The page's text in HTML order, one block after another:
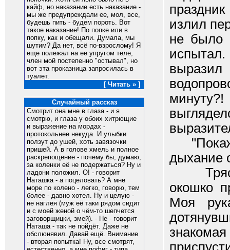
кайф, но наказание есть наказание -
мы же предупреждали ее, мол, все,
будешь пить - будем пороть. Вот
такое наказание! По попке или в
попку, как и обещали. Думала, мы
шутим? Да нет, всё по-взрослому! Я
еще полежал на ее упругом теле,
член мой постепенно "остывал", но
вот эта проказница запросилась в
туалет.
[ Читать » ]
Случайный рассказ
Смотрит она мне в глаза - и я
смотрю, и глаза у обоих хитрющие
и выражение на мордах -
протокольнее некуда. И улыбки
ползут до ушей, хоть завязочки
пришей. А в голове хмель и полное
раскрепощение - почему бы, думаю,
за коленки её не подержаться? Ну и
ладони положил. О! - говорит
Наташка - а поцеловать? А мне
море по колено - легко, говорю, тем
более - давно хотел. Ну и целую -
не наглея (муж её таки рядом сидит
и с моей женой о чём-то шепчется
заговорщицки, змей). - Не - говорит
Наташа - так не пойдёт. Даже не
обслюнявил. Давай ещё. Внимание
- вторая попытка! Ну, все смотрят,
излил
не было
дыхание
окошко
Моя